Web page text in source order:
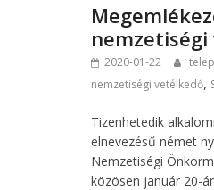
2020-01-22
nemzetiségi vetélkedő,
Tizenhetedik
elnevezésű német
Nemzetiségi
közösen január 20-